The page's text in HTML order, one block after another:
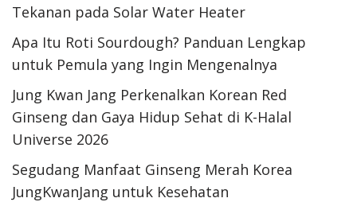
Tekanan pada Solar Water Heater
Apa Itu Roti Sourdough? Panduan Lengkap
untuk Pemula yang Ingin Mengenalnya
Jung Kwan Jang Perkenalkan Korean Red
Ginseng dan Gaya Hidup Sehat di K-Halal
Universe 2026
Segudang Manfaat Ginseng Merah Korea
JungKwanJang untuk Kesehatan